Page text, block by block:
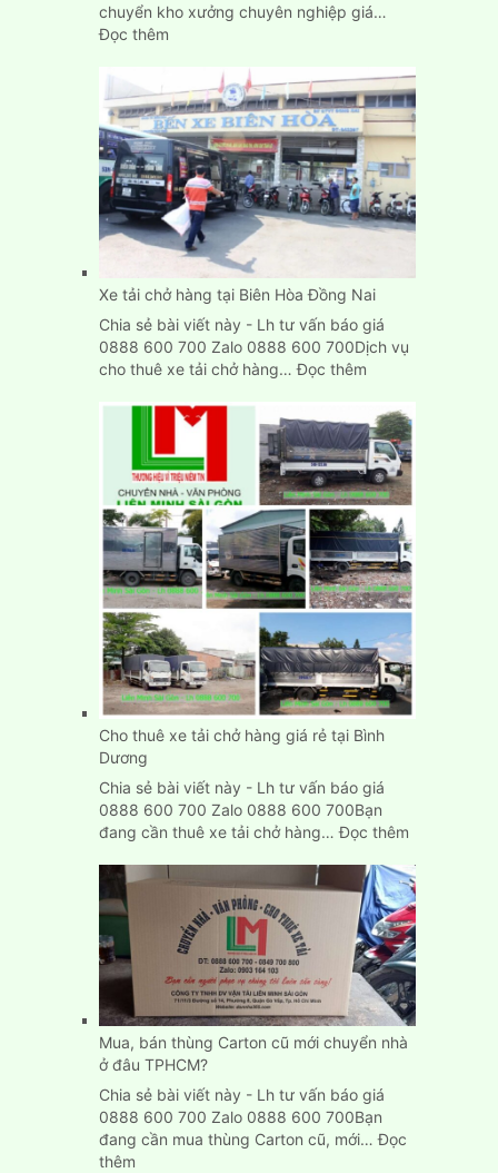
chuyển kho xưởng chuyên nghiệp giá…
Đọc thêm:
Chuyển
Kho
Xưởng
Trọn
Gói
Giá
Rẻ
TpHCM
Xe tải chở hàng tại Biên Hòa Đồng Nai
Chia sẻ bài viết này - Lh tư vấn báo giá
0888 600 700 Zalo 0888 600 700Dịch vụ
cho thuê xe tải chở hàng…Đọc thêm:
tải
chở
hàng
tại
Biên
Hòa
Đồng
Nai
Cho thuê xe tải chở hàng giá rẻ tại Bình
Dương
Chia sẻ bài viết này - Lh tư vấn báo giá
0888 600 700 Zalo 0888 600 700Bạn
đang cần thuê xe tải chở hàng…Đọc thêm:
thuê
xe
tải
chở
hàng
giá
rẻ
tại
Mua, bán thùng Carton cũ mới chuyển nhà
ở đâu TPHCM?
Chia sẻ bài viết này - Lh tư vấn báo giá
0888 600 700 Zalo 0888 600 700Bạn
đang cần mua thùng Carton cũ, mới…Đọc
thêm: